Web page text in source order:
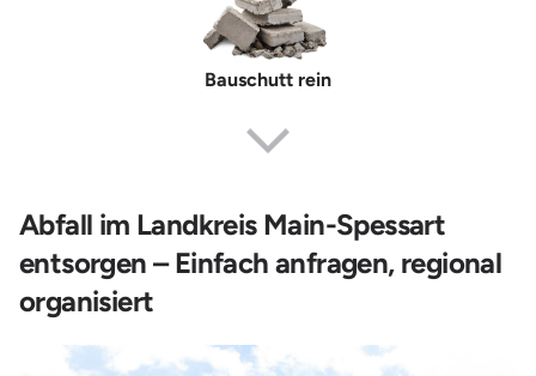
Bauschutt rein
Erdaushub
Abfall im Landkreis Main-Spessart
entsorgen – Einfach anfragen, regional
organisiert